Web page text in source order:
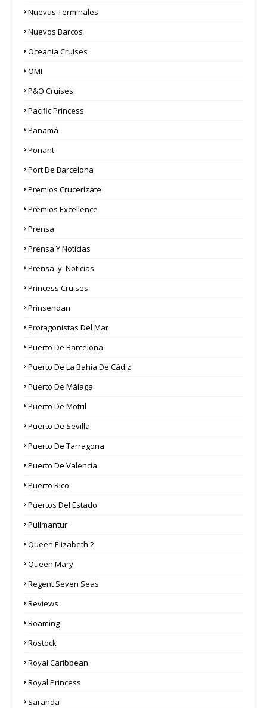
Nuevas Terminales
Nuevos Barcos
Oceania Cruises
OMI
P&O Cruises
Pacific Princess
Panamá
Ponant
Port De Barcelona
Premios Crucerízate
Premios Excellence
Prensa
Prensa Y Noticias
Prensa_y_Noticias
Princess Cruises
Prinsendan
Protagonistas Del Mar
Puerto De Barcelona
Puerto De La Bahía De Cádiz
Puerto De Málaga
Puerto De Motril
Puerto De Sevilla
Puerto De Tarragona
Puerto De Valencia
Puerto Rico
Puertos Del Estado
Pullmantur
Queen Elizabeth 2
Queen Mary
Regent Seven Seas
Reviews
Roaming
Rostock
Royal Caribbean
Royal Princess
Saranda